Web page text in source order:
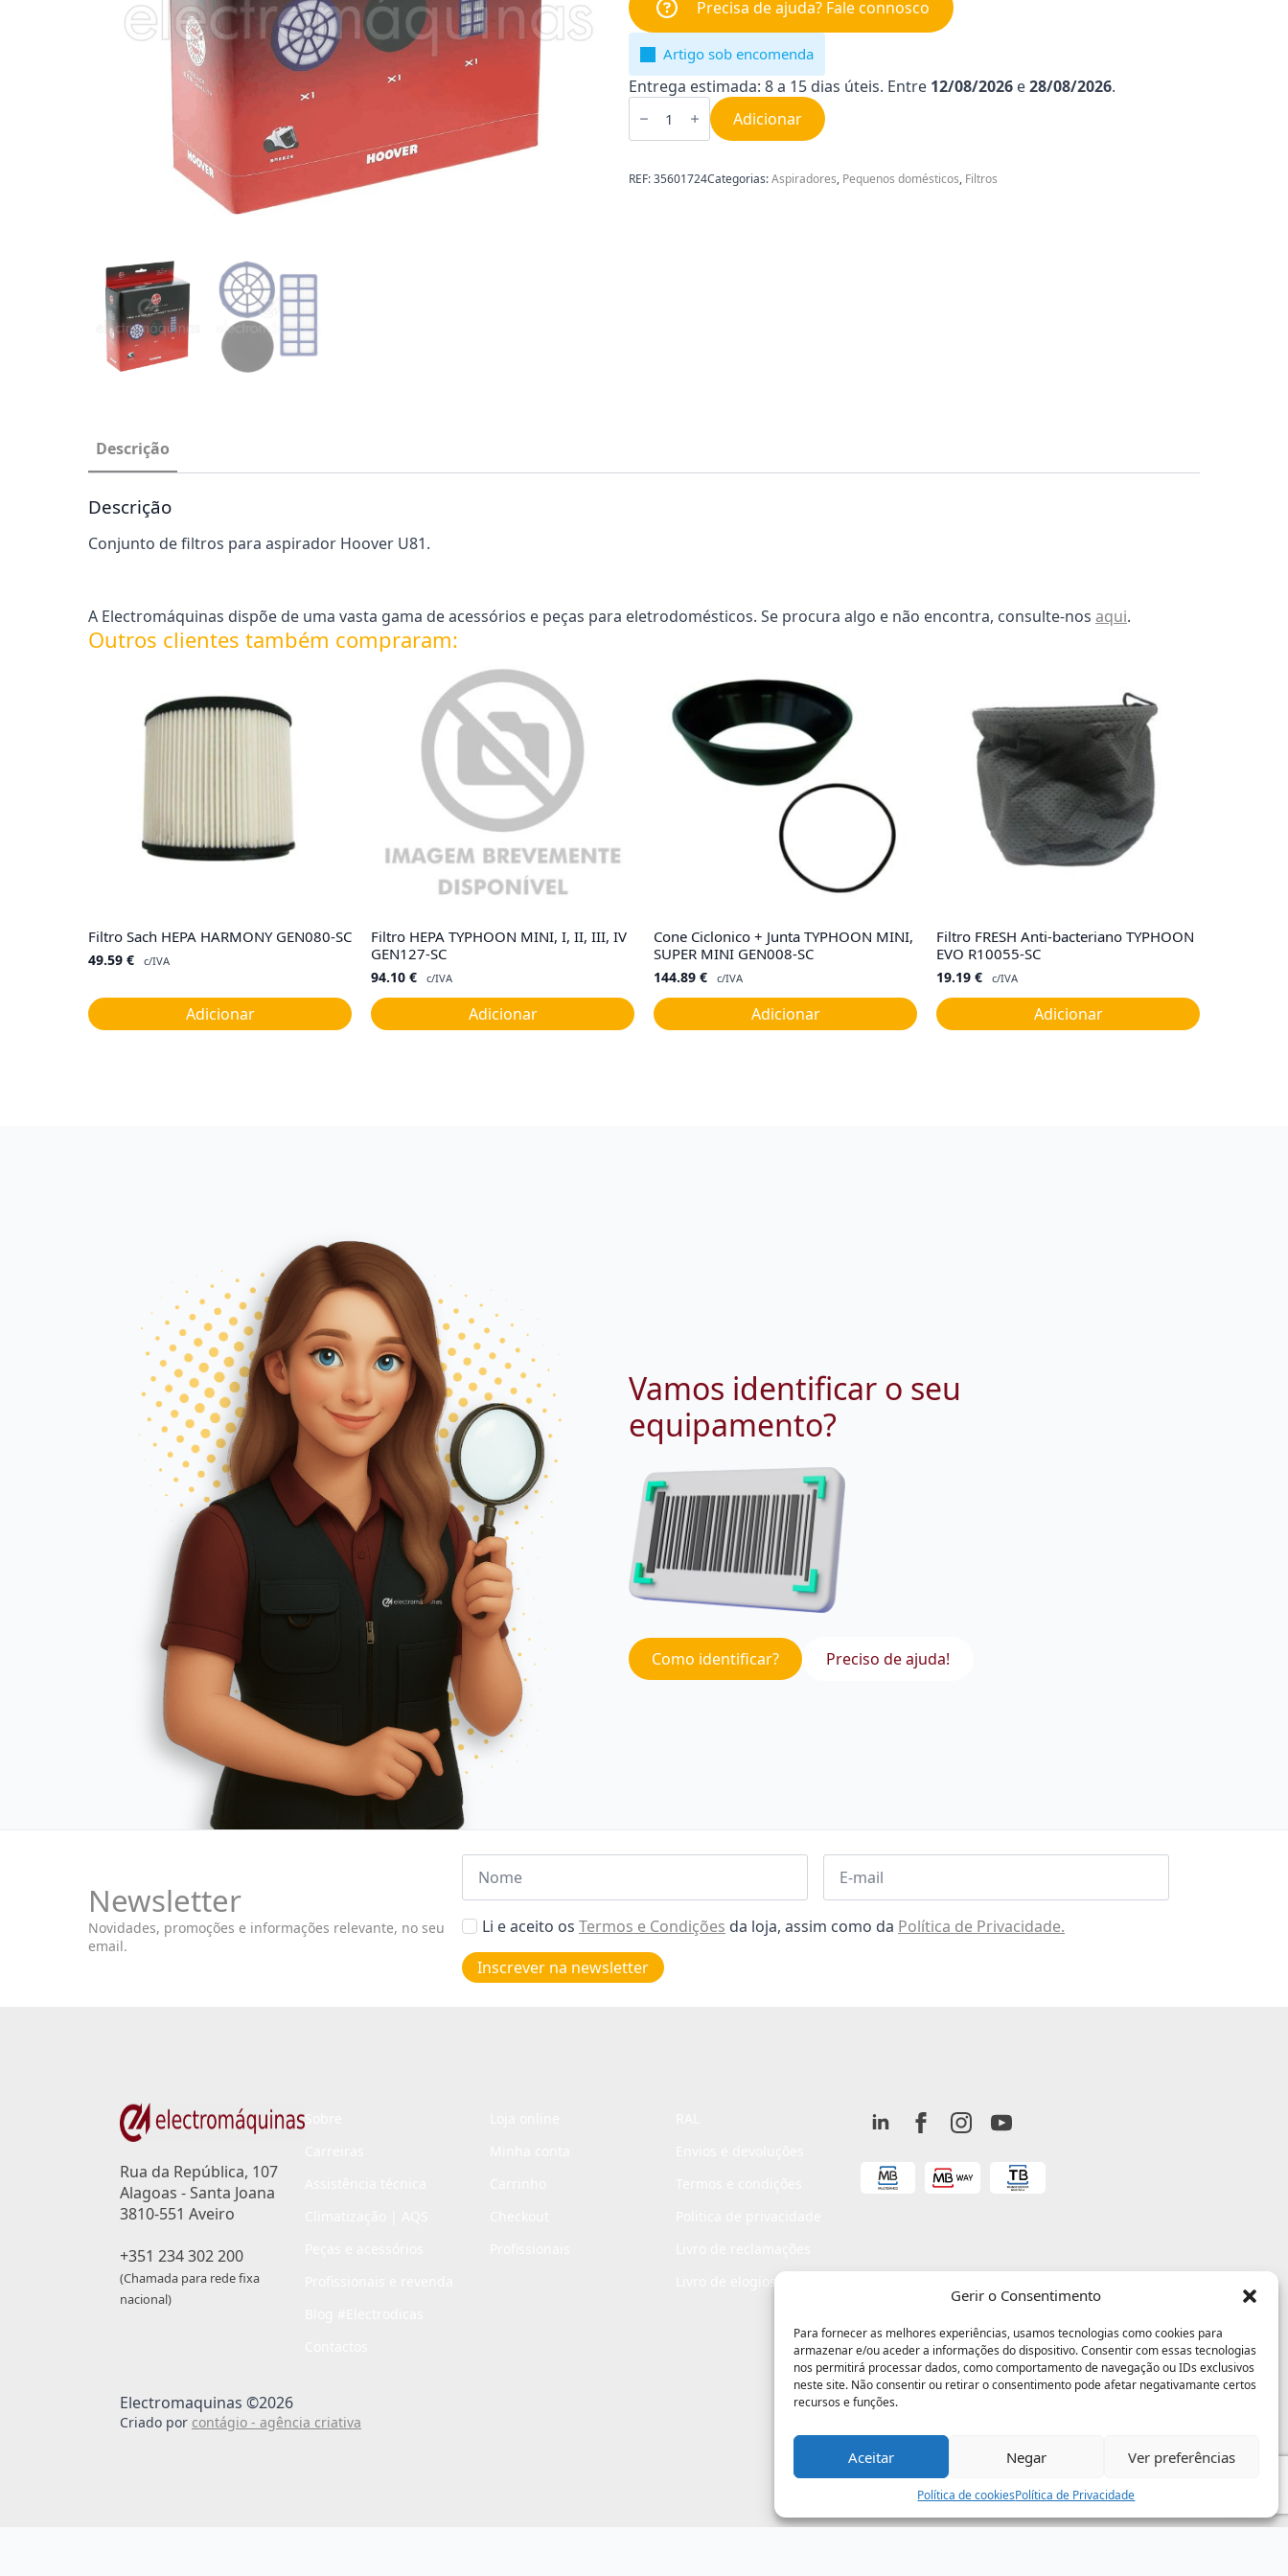
Gerir o Consentimento
Para fornecer as melhores experiências, usamos tecnologias como cookies para
armazenar e/ou aceder a informações do dispositivo. Consentir com essas tecnologias
nos permitirá processar dados, como comportamento de navegação ou IDs exclusivos
neste site. Não consentir ou retirar o consentimento pode afetar negativamante certos
recursos e funções.
Aceitar Negar Ver preferências
Política de cookiesPolítica de Privacidade
Precisa de ajuda? Fale connosco
Artigo sob encomenda
Entrega estimada: 8 a 15 dias úteis. Entre 12/08/2026 e28/08/2026.
Quantidade
de
Filtros
Aspirador
Hoover
Adicionar
REF:35601724Categorias:Aspiradores, Pequenos domésticos, Filtros
Descrição
Descrição
Conjunto de filtros para aspirador Hoover U81.
A Electromáquinas dispõe de uma vasta gama de acessórios e peças para eletrodomésticos. Se procura algo e não encontra, consulte-nos aqui.
Outros clientes também compraram:
Filtro Sach HEPA HARMONY GEN080-SC
49.59 € c/IVA
Adicionar
Filtro HEPA TYPHOON MINI, I, II, III, IV
GEN127-SC
94.10 € c/IVA
Adicionar
Cone Ciclonico + Junta TYPHOON MINI,
SUPER MINI GEN008-SC
144.89 € c/IVA
Adicionar
Filtro FRESH Anti-bacteriano TYPHOON
EVO R10055-SC
19.19 € c/IVA
Adicionar
Vamos identificar o seu
equipamento?
Como identificar? Preciso de ajuda!
Newsletter
Novidades, promoções e informações relevante, no seu
email.
Nome Email
Aceitar
de
privacidade
Li e aceito os Termos e Condições da loja, assim como da Política de Privacidade.
Inscrever na newsletter
Rua da República, 107
Alagoas - Santa Joana
3810-551 Aveiro
+351 234 302 200
(Chamada para rede fixa
nacional)
Livro de elogios
Electromaquinas ©2026
Criado por contágio - agência criativa